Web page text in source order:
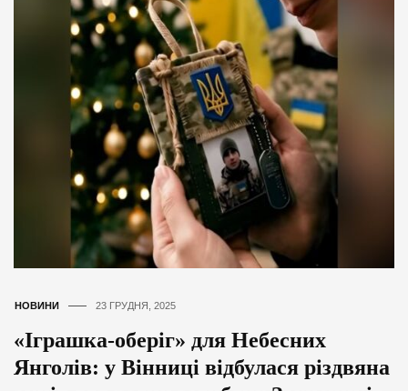
НОВИНИ 23 ГРУДНЯ, 2025
«Іграшка-оберіг» для Небесних
Янголів: у Вінниці відбулася різдвяна